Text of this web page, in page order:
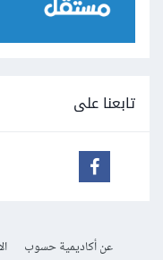
تابعنا على
عن أكاديمية حسوب